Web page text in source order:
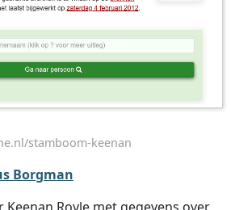
stamboom-keenan
Borgman